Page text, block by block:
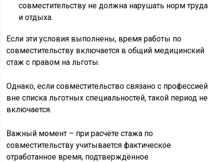
совместительству не должна нарушать норм труда
и отдыха.
Если эти условия выполнены, время работы по
совместительству включается в общий медицинский
стаж с правом на льготы.
Однако, если совместительство связано с профессией
вне списка льготных специальностей, такой период не
включается.
Важный момент – при расчёте стажа по
совместительству учитывается фактическое
отработанное время, подтверждённое